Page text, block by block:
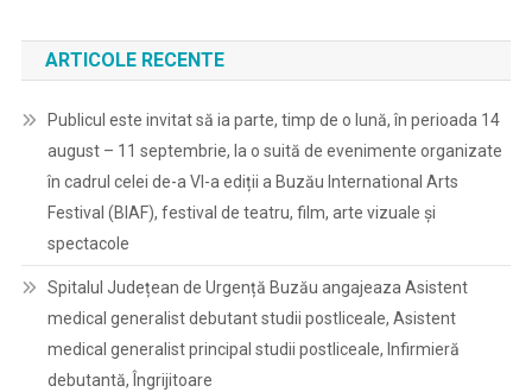
ARTICOLE RECENTE
Publicul este invitat să ia parte, timp de o lună, în perioada 14
august – 11 septembrie, la o suită de evenimente organizate
în cadrul celei de-a VI-a ediții a Buzău International Arts
Festival (BIAF), festival de teatru, film, arte vizuale și
spectacole
Spitalul Județean de Urgență Buzău angajeaza Asistent
medical generalist debutant studii postliceale, Asistent
medical generalist principal studii postliceale, Infirmieră
debutantă, Îngrijitoare